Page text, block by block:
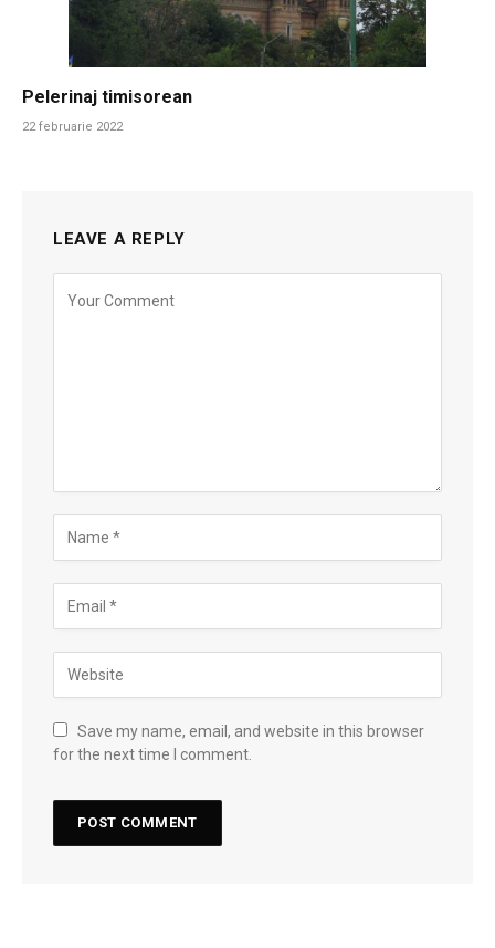
Pelerinaj timisorean
22 februarie 2022
LEAVE A REPLY
Save my name, email, and website in this browser
for the next time I comment.